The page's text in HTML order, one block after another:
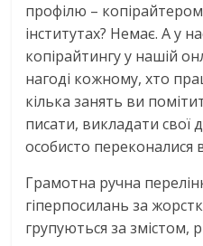
профілю –
інститутах? Немає. А у
копірайтингу у нашій
нагоді кожному, хто
кілька занять ви
писати, викладати свої
особисто переконалися
Грамотна ручна
гіперпосилань за
групуються за змістом,